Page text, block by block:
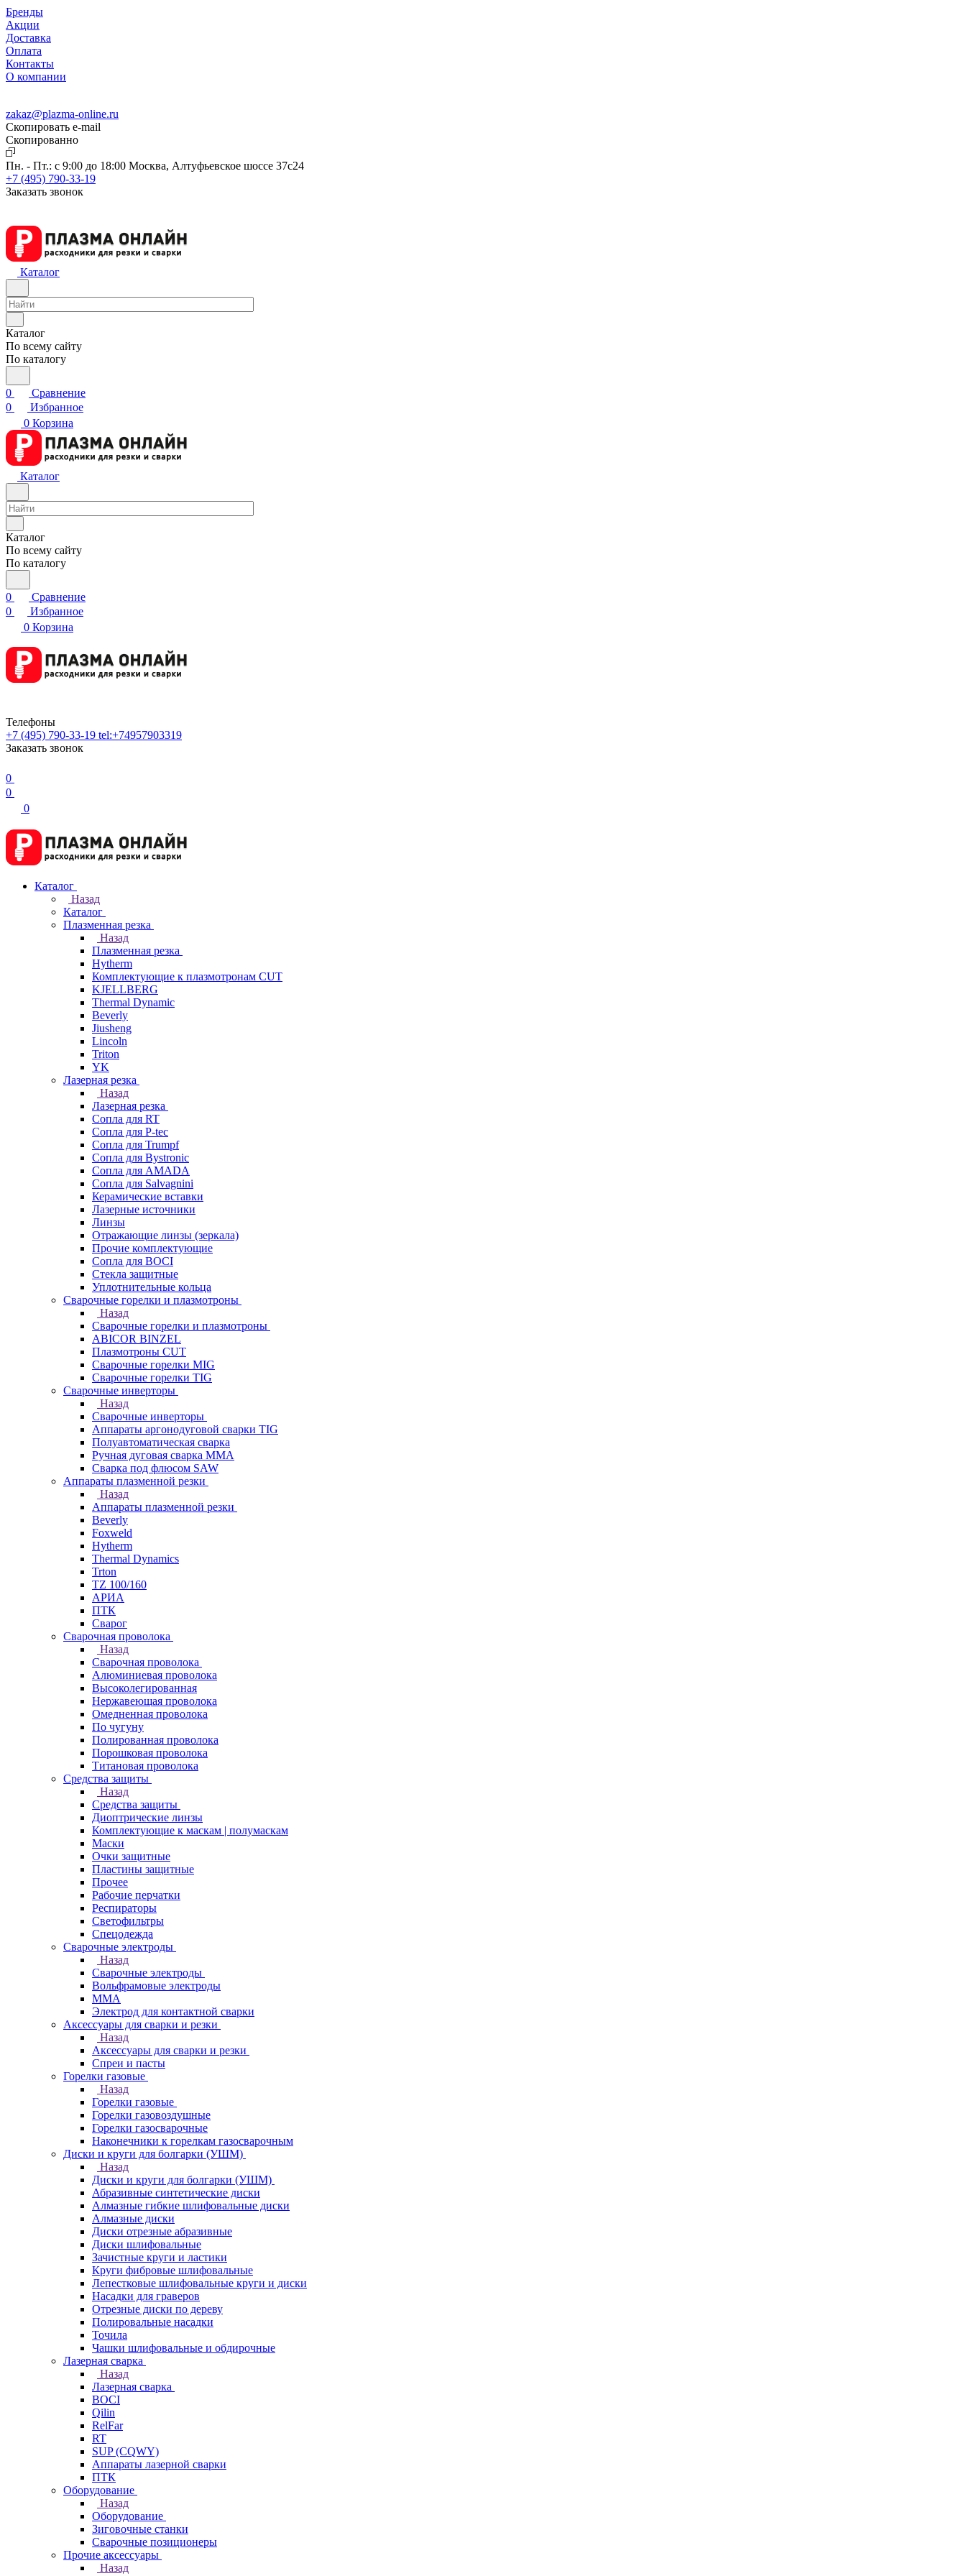
Бренды
Акции
Доставка
Оплата
Контакты
О компании
zakaz@plazma-online.ru
Скопировать e-mail
Cкопированно
Пн. - Пт.: с 9:00 до 18:00 Москва, Алтуфьевское шоссе 37с24
+7 (495) 790-33-19
Заказать звонок
Каталог
Каталог
По всему сайту
По каталогу
0
Сравнение
0
Избранное
0 Корзина
Каталог
Каталог
По всему сайту
По каталогу
0
Сравнение
0
Избранное
0 Корзина
Телефоны
+7 (495) 790-33-19 tel:+74957903319
Заказать звонок
0
0
0
Каталог
Назад
Каталог
Плазменная резка
Назад
Плазменная резка
Hytherm
Комплектующие к плазмотронам CUT
KJELLBERG
Thermal Dynamic
Beverly
Jiusheng
Lincoln
Triton
YK
Лазерная резка
Назад
Лазерная резка
Сопла для RT
Сопла для P-tec
Сопла для Trumpf
Сопла для Bystronic
Сопла для AMADA
Сопла для Salvagnini
Керамические вставки
Лазерные источники
Линзы
Отражающие линзы (зеркала)
Прочие комплектующие
Сопла для BOCI
Стекла защитные
Уплотнительные кольца
Сварочные горелки и плазмотроны
Назад
Сварочные горелки и плазмотроны
ABICOR BINZEL
Плазмотроны CUT
Сварочные горелки MIG
Сварочные горелки TIG
Сварочные инверторы
Назад
Сварочные инверторы
Аппараты аргонодуговой сварки TIG
Полуавтоматическая сварка
Ручная дуговая сварка MMA
Сварка под флюсом SAW
Аппараты плазменной резки
Назад
Аппараты плазменной резки
Beverly
Foxweld
Hytherm
Thermal Dynamics
Trton
TZ 100/160
АРИА
ПТК
Сварог
Сварочная проволока
Назад
Сварочная проволока
Алюминиевая проволока
Высоколегированная
Нержавеющая проволока
Омедненная проволока
По чугуну
Полированная проволока
Порошковая проволока
Титановая проволока
Средства защиты
Назад
Средства защиты
Диоптрические линзы
Комплектующие к маскам | полумаскам
Маски
Очки защитные
Пластины защитные
Прочее
Рабочие перчатки
Респираторы
Светофильтры
Спецодежда
Сварочные электроды
Назад
Сварочные электроды
Вольфрамовые электроды
ММА
Электрод для контактной сварки
Аксессуары для сварки и резки
Назад
Аксессуары для сварки и резки
Спреи и пасты
Горелки газовые
Назад
Горелки газовые
Горелки газовоздушные
Горелки газосварочные
Наконечники к горелкам газосварочным
Диски и круги для болгарки (УШМ)
Назад
Диски и круги для болгарки (УШМ)
Абразивные синтетические диски
Алмазные гибкие шлифовальные диски
Алмазные диски
Диски отрезные абразивные
Диски шлифовальные
Зачистные круги и ластики
Круги фибровые шлифовальные
Лепестковые шлифовальные круги и диски
Насадки для граверов
Отрезные диски по дереву
Полировальные насадки
Точила
Чашки шлифовальные и обдирочные
Лазерная сварка
Назад
Лазерная сварка
BOCI
Qilin
RelFar
RT
SUP (CQWY)
Аппараты лазерной сварки
ПТК
Оборудование
Назад
Оборудование
Зиговочные станки
Сварочные позиционеры
Прочие аксессуары
Назад